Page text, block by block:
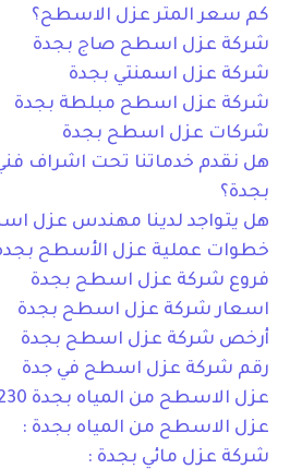
كم سعر المتر عزل الاسطح؟
شركة عزل اسطح صاج بجدة
شركة عزل اسمنتي بجدة
شركة عزل اسطح مبلطة بجدة
شركات عزل اسطح بجدة
هل نقدم خدماتنا تحت اشراف
بجدة؟
هل يتواجد لدينا مهندس عزل
خطوات عملية عزل الأسطح
فروع شركة عزل اسطح بجدة
اسعار شركة عزل اسطح بجدة
أرخص شركة عزل اسطح بجدة
رقم شركة عزل اسطح في جدة
عزل الاسطح من المياه بجدة 0568002230
عزل الاسطح من المياه بجدة :
شركة عزل مائي بجدة :